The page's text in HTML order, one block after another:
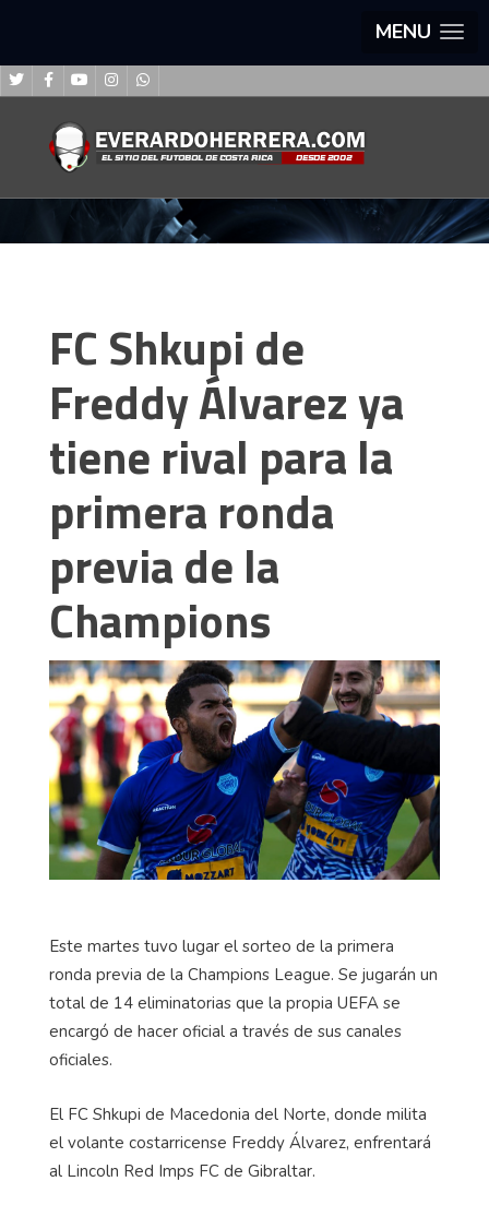
MENU
FC Shkupi de
Freddy Álvarez ya
tiene rival para la
primera ronda
previa de la
Champions
Este martes tuvo lugar el sorteo de la primera
ronda previa de la Champions League. Se jugarán un
total de 14 eliminatorias que la propia UEFA se
encargó de hacer oficial a través de sus canales
oficiales.
El FC Shkupi de Macedonia del Norte, donde milita
el volante costarricense Freddy Álvarez, enfrentará
al Lincoln Red Imps FC de Gibraltar.